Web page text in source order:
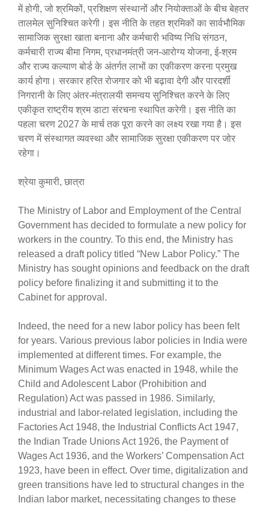
में होगी, जो श्रमिकों, प्रशिक्षण संस्थानों और नियोक्ताओं के बीच बेहतर
तालमेल सुनिश्चित करेगी। इस नीति के तहत श्रमिकों का सार्वभौमिक
सामाजिक सुरक्षा खाता बनाना और कर्मचारी भविष्य निधि संगठन,
कर्मचारी राज्य बीमा निगम, प्रधानमंत्री जन-आरोग्य योजना, ई-श्रम
और राज्य कल्याण बोर्ड के अंतर्गत लाभों का एकीकरण करना प्रमुख
कार्य होगा। सरकार हरित रोजगार को भी बढ़ावा देगी और पारदर्शी
निगरानी के लिए अंतर-मंत्रालयी समन्वय सुनिश्चित करने के लिए
एकीकृत राष्ट्रीय श्रम डाटा संरचना स्थापित करेगी। इस नीति का
पहला चरण 2027 के मार्च तक पूरा करने का लक्ष्य रखा गया है। इस
चरण में संस्थागत व्यवस्था और सामाजिक सुरक्षा एकीकरण पर जोर
रहेगा।
श्रेया कुमारी, छात्रा
The Ministry of Labor and Employment of the Central
Government has decided to formulate a new policy for
workers in the country. To this end, the Ministry has
released a draft policy titled “New Labor Policy.” The
Ministry has sought opinions and feedback on the draft
policy before finalizing it and submitting it to the
Cabinet for approval.
Indeed, the need for a new labor policy has been felt
for years. Various previous labor policies in India were
implemented at different times. For example, the
Minimum Wages Act was enacted in 1948, while the
Child and Adolescent Labor (Prohibition and
Regulation) Act was passed in 1986. Similarly,
industrial and labor-related legislation, including the
Factories Act 1948, the Industrial Conflicts Act 1947,
the Indian Trade Unions Act 1926, the Payment of
Wages Act 1936, and the Workers’ Compensation Act
1923, have been in effect. Over time, digitalization and
green transitions have led to structural changes in the
Indian labor market, necessitating changes to these